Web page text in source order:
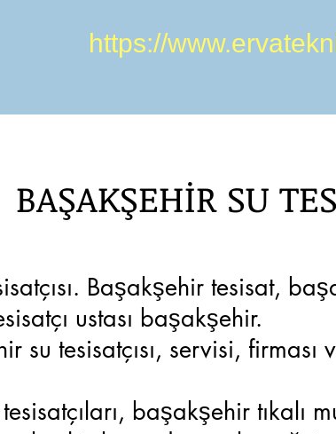
https://
BAŞAKŞEHİR SU
Başakşehir tesisat,
ustası başakşehir.
su tesisatçısı, servisi, firması
başakşehir tıkalı